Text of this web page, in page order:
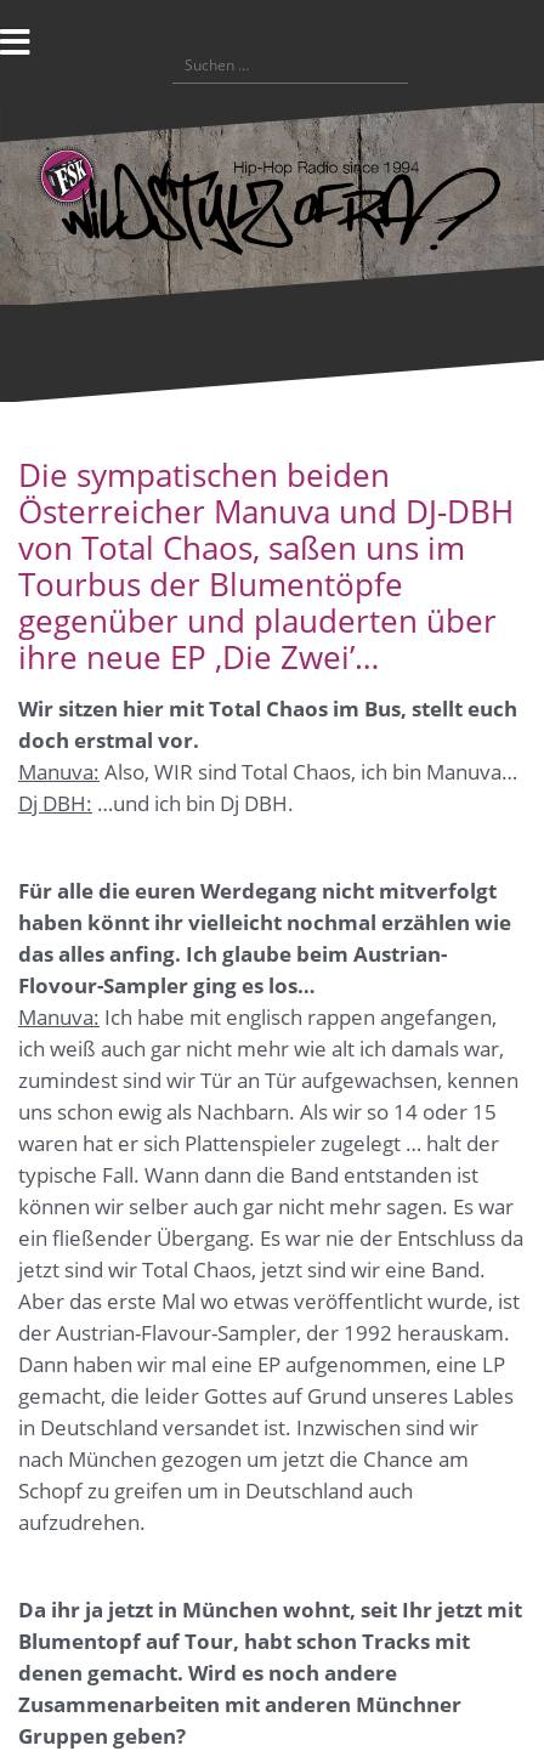
Inhalt
Suchen
nach:
Die sympatischen beiden
Österreicher Manuva und DJ-DBH
von Total Chaos, saßen uns im
Tourbus der Blumentöpfe
gegenüber und plauderten über
ihre neue EP ‚Die Zwei’…
Wir sitzen hier mit Total Chaos im Bus, stellt euch
doch erstmal vor.
Manuva: Also, WIR sind Total Chaos, ich bin Manuva…
Dj DBH: …und ich bin Dj DBH.
Für alle die euren Werdegang nicht mitverfolgt
haben könnt ihr vielleicht nochmal erzählen wie
das alles anfing. Ich glaube beim Austrian-
Flovour-Sampler ging es los…
Manuva: Ich habe mit englisch rappen angefangen,
ich weiß auch gar nicht mehr wie alt ich damals war,
zumindest sind wir Tür an Tür aufgewachsen, kennen
uns schon ewig als Nachbarn. Als wir so 14 oder 15
waren hat er sich Plattenspieler zugelegt … halt der
typische Fall. Wann dann die Band entstanden ist
können wir selber auch gar nicht mehr sagen. Es war
ein fließender Übergang. Es war nie der Entschluss da
jetzt sind wir Total Chaos, jetzt sind wir eine Band.
Aber das erste Mal wo etwas veröffentlicht wurde, ist
der Austrian-Flavour-Sampler, der 1992 herauskam.
Dann haben wir mal eine EP aufgenommen, eine LP
gemacht, die leider Gottes auf Grund unseres Lables
in Deutschland versandet ist. Inzwischen sind wir
nach München gezogen um jetzt die Chance am
Schopf zu greifen um in Deutschland auch
aufzudrehen.
Da ihr ja jetzt in München wohnt, seit Ihr jetzt mit
Blumentopf auf Tour, habt schon Tracks mit
denen gemacht. Wird es noch andere
Zusammenarbeiten mit anderen Münchner
Gruppen geben?